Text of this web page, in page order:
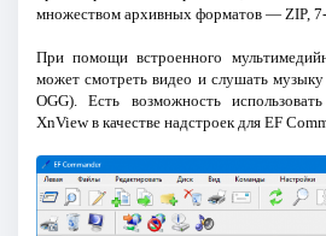
множеством архивных форматов — ZIP,
При помощи встроенного
может смотреть видео и слушать
OGG). Есть возможность
XnView в качестве надстроек для EF